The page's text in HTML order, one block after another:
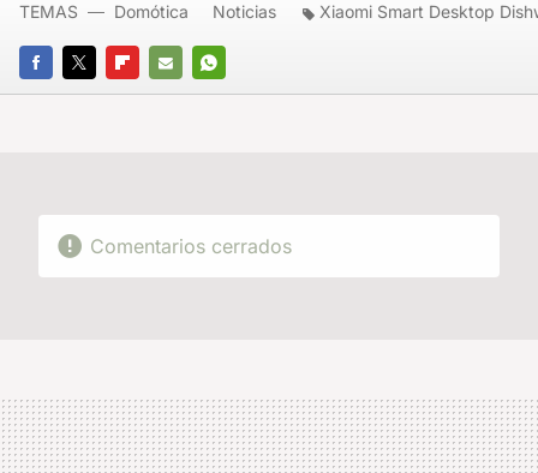
FACEBOOK
TWITTERFLIPBOARD
E-
WHATSAPP
TEMAS Domótica Noticias Xiaomi Smart Desktop
Comentarios cerrados